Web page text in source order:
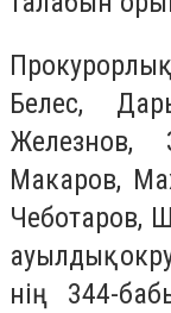
Белес,
Железнов,
Макаров,
Чеботаров,
ауылдық
нің 344-